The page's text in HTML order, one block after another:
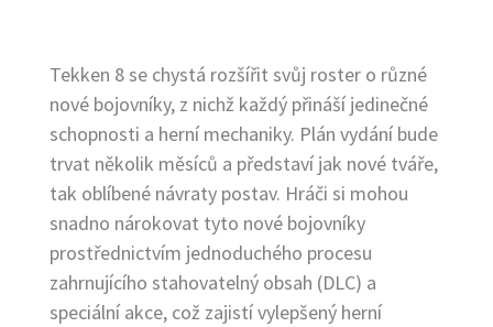
Tekken 8 se chystá rozšířit svůj roster o různé
nové bojovníky, z nichž každý přináší jedinečné
schopnosti a herní mechaniky. Plán vydání bude
trvat několik měsíců a představí jak nové tváře,
tak oblíbené návraty postav. Hráči si mohou
snadno nárokovat tyto nové bojovníky
prostřednictvím jednoduchého procesu
zahrnujícího stahovatelný obsah (DLC) a
speciální akce, což zajistí vylepšený herní